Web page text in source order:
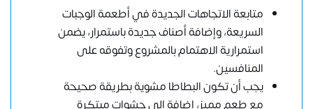
متابعة الاتجاهات الجديدة في أطعمة الوجبات
السريعة، وإضافة أصناف جديدة باستمرار، يضمن
استمرارية الاهتمام بالمشروع وتفوقه على
المنافسين.
يجب أن تكون البطاطا مشوية بطريقة صحيحة
مع طعم مميز، إضافة إلى حشوات مبتكرة